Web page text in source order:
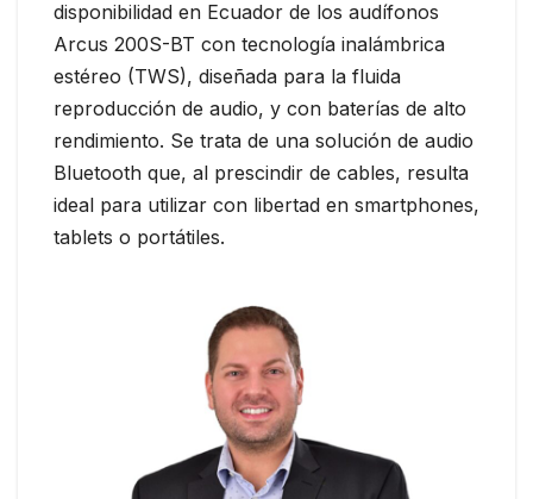
disponibilidad en Ecuador de los audífonos
Arcus 200S-BT con tecnología inalámbrica
estéreo (TWS), diseñada para la fluida
reproducción de audio, y con baterías de alto
rendimiento. Se trata de una solución de audio
Bluetooth que, al prescindir de cables, resulta
ideal para utilizar con libertad en smartphones,
tablets o portátiles.